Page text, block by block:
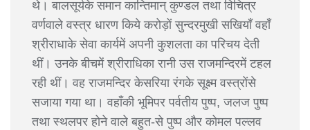
थे। बालसूर्यके समान कान्तिमान् कुण्डल तथा विचित्र
वर्णवाले वस्त्र धारण किये करोड़ों सुन्दरमुखी सखियाँ वहाँ
श्रीराधाके सेवा कार्यमें अपनी कुशलता का परिचय देती
थीं। उनके बीचमें श्रीराधिका रानी उस राजमन्दिरमें टहल
रही थीं। वह राजमन्दिर केसरिया रंगके सूक्ष्म वस्त्रोंसे
सजाया गया था। वहाँकी भूमिपर पर्वतीय पुष्प, जलज पुष्प
तथा स्थलपर होने वाले बहुत-से पुष्प और कोमल पल्लव